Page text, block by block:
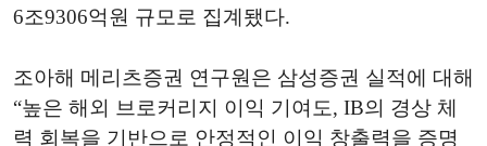
6조9306억원 규모로 집계됐다.
조아해 메리츠증권 연구원은 삼성증권 실적에 대해
“높은 해외 브로커리지 이익 기여도, IB의 경상 체
력 회복을 기반으로 안정적인 이익 창출력을 증명